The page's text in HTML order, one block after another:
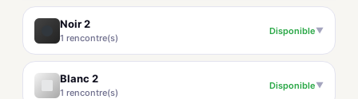
Noir 2
1 rencontre(s)
Disponible▼
Blanc 2
1 rencontre(s)
Disponible▼